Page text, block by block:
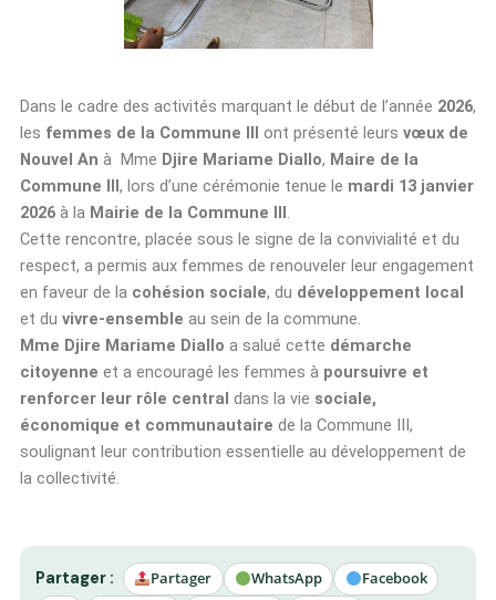
Dans le cadre des activités marquant le début de l’année 2026,
les femmes de la Commune III ont présenté leurs vœux de
Nouvel An à Mme Djire Mariame Diallo, Maire de la
Commune III, lors d’une cérémonie tenue le mardi 13 janvier
2026à la Mairie de la Commune III.
Cette rencontre, placée sous le signe de la convivialité et du
respect, a permis aux femmes de renouveler leur engagement
en faveur de la cohésion sociale, du développement local
et du vivre-ensemble au sein de la commune.
Mme Djire Mariame Diallo a salué cette démarche
citoyenne et a encouragé les femmes à poursuivre et
renforcer leur rôle central dans la vie sociale,
économique et communautaire de la Commune III,
soulignant leur contribution essentielle au développement de
la collectivité.
Partager : Partager WhatsApp
Facebook